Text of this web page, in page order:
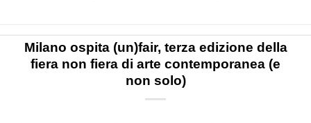
Milano ospita (un)fair, terza edizione della
fiera non fiera di arte contemporanea (e
non solo)